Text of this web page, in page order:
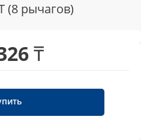
рычагов)
₸